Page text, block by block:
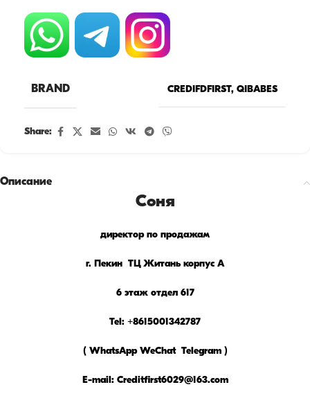
BRAND CREDIFDFIRST, QIBABES
Share:
Описание
Соня
директор по продажам
г. Пекин ТЦ Житань корпус А
6 этаж отдел 617
Tel: +8615001342787
( WhatsApp WeChat Telegram )
E-mail: Creditfirst6029@163.com